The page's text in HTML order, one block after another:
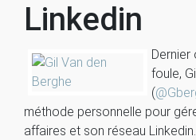
Linkedin
foule,
(
méthode personnelle pour
affaires et son réseau